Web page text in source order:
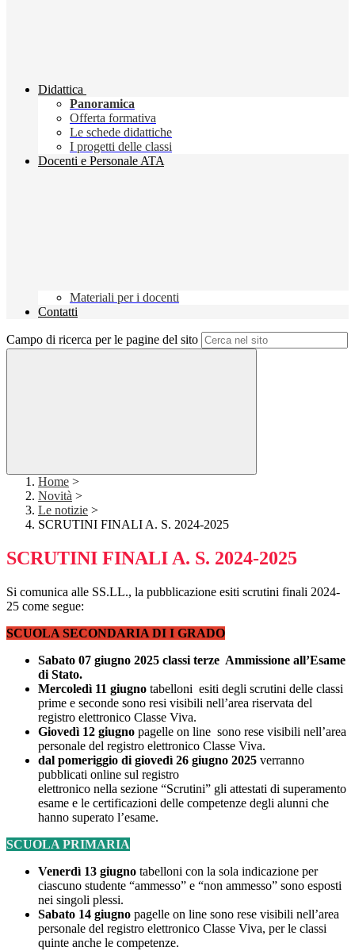
Didattica
Panoramica
Offerta formativa
Le schede didattiche
I progetti delle classi
Docenti e Personale ATA
Materiali per i docenti
Contatti
Campo di ricerca per le pagine del sito
Home >
Novità >
Le notizie >
SCRUTINI FINALI A. S. 2024-2025
SCRUTINI FINALI A. S. 2024-2025
Si comunica alle SS.LL., la pubblicazione esiti scrutini finali 2024-
25 come segue:
SCUOLA SECONDARIA DI I GRADO
Sabato 07 giugno 2025 classi terze Ammissione all’Esame
di Stato.
Mercoledì 11 giugno tabelloni esiti degli scrutini delle classi
prime e seconde sono resi visibili nell’area riservata del
registro elettronico Classe Viva.
Giovedì 12 giugno pagelle on line sono rese visibili nell’area
personale del registro elettronico Classe Viva.
dal pomeriggio di giovedì 26 giugno 2025 verranno
pubblicati online sul registro
elettronico nella sezione “Scrutini” gli attestati di superamento
esame e le certificazioni delle competenze degli alunni che
hanno superato l’esame.
SCUOLA PRIMARIA
Venerdì 13 giugno tabelloni con la sola indicazione per
ciascuno studente “ammesso” e “non ammesso” sono esposti
nei singoli plessi.
Sabato 14 giugno pagelle on line sono rese visibili nell’area
personale del registro elettronico Classe Viva, per le classi
quinte anche le competenze.